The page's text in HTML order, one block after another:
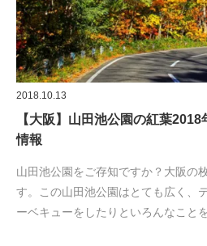
2018.10.13
【大阪】山田池公園の紅葉
情報
山田池公園をご存知ですか？大阪の
す。この山田池公園はとても広く、
ーベキューをしたりといろんなこと